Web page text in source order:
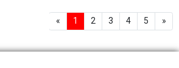
« 1 2 3 4 5 »